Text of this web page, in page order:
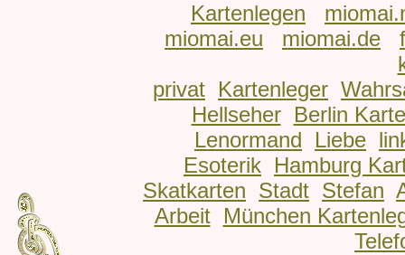
Kartenlegen
miomai.eu
miomai.de
privat Kartenleger
Hellseher
Berlin
Lenormand
Liebe
Esoterik Hamburg
Skatkarten Stadt Stefan
Arbeit
München